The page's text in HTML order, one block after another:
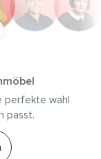
perfekte wahl
passt.